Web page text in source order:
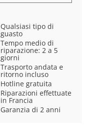
Qualsiasi tipo di
guasto
Tempo medio di
riparazione: 2 a 5
giorni
Trasporto andata e
ritorno incluso
Hotline gratuita
Riparazioni effettuate
in Francia
Garanzia di 2 anni